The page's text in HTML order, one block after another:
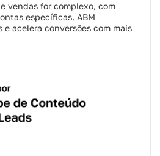
vendas for complexo, com
específicas. ABM
e acelera conversões com mais